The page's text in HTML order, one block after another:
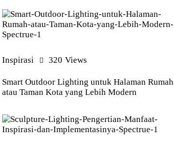
Inspirasi 320 Views
Smart Outdoor Lighting untuk Halaman Rumah
atau Taman Kota yang Lebih Modern